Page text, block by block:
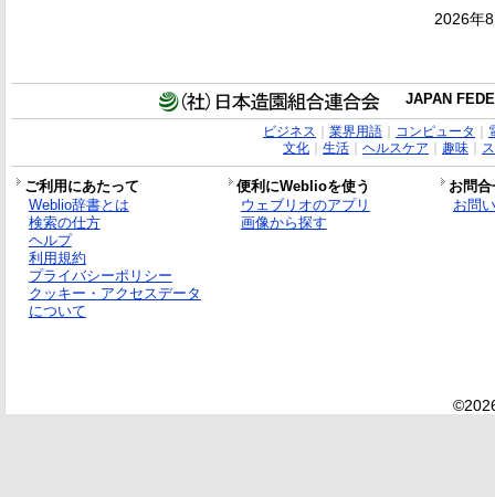
2026年
JAPAN
ビジネス 業界用語｜ コンピュータ
文化｜ 生活｜ ヘルスケア 趣味｜
ご利用にあたって 便利にWeblioを使う
お問
Weblio辞書とは
検索の仕方
ヘルプ
利用規約
プライバシーポリシー
クッキー・アクセスデータ
について
ウェブリオのアプリ
画像から探す
お問